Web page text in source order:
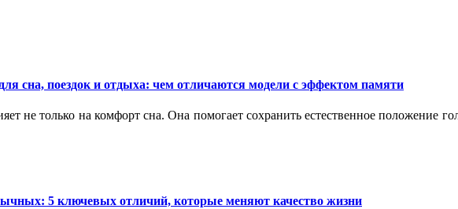
сна, поездок и отдыха: чем отличаются модели с эффектом памяти
не только на комфорт сна. Она помогает сохранить естественное
5 ключевых отличий, которые меняют качество жизни